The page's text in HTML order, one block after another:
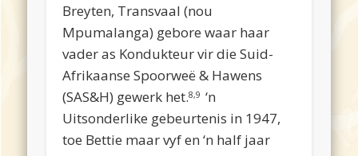
Breyten, Transvaal (nou
Mpumalanga) gebore waar haar
vader as Kondukteur vir die Suid-
Afrikaanse Spoorweë & Hawens
(SAS&H) gewerk het.8,9‘n
Uitsonderlike gebeurtenis in 1947,
toe Bettie maar vyf en ‘n half jaar